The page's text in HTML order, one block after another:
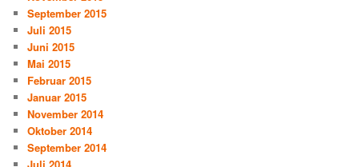
September 2015
Juli 2015
Juni 2015
Mai 2015
Februar 2015
Januar 2015
November 2014
Oktober 2014
September 2014